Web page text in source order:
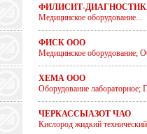
ФИЛИСИТ-
Медицинское оборудование...
ФИСК ООО
Медицинское оборудование;
ХЕМА ООО
Оборудование лабораторное;
ЧЕРКАССЫАЗОТ ЧАО
Кислород жидкий